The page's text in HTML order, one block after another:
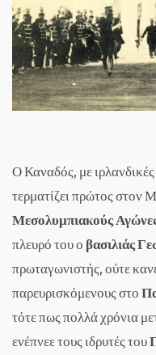
Ο Καναδός, με ιρλανδικές
τερματίζει πρώτος
Μεσολυμπιακούς
πλευρό του ο βασιλιάς
πρωταγωνιστής, ούτε
παρευρισκόμενους στο
τότε πως πολλά χρόνια
ενέπνεε τους ιδρυτές του